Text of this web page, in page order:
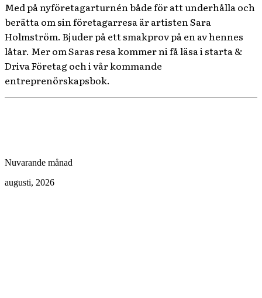
Med på nyföretagarturnén både för att underhålla och
berätta om sin företagarresa är artisten Sara
Holmström. Bjuder på ett smakprov på en av hennes
låtar. Mer om Saras resa kommer ni få läsa i starta &
Driva Företag och i vår kommande
entreprenörskapsbok.
Nuvarande månad
augusti, 2026